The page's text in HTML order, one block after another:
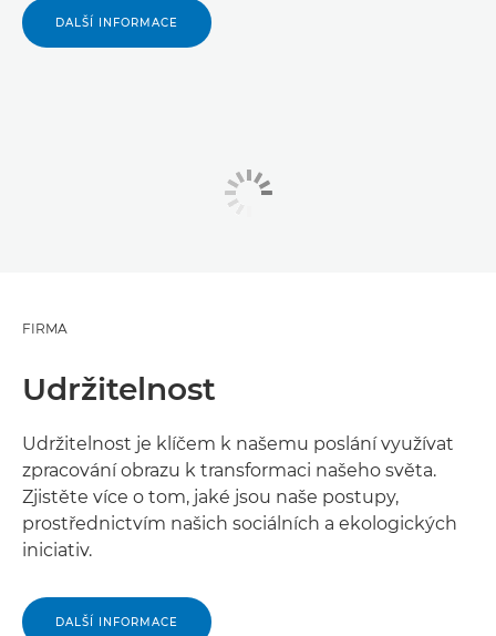
DALŠÍ INFORMACE
FIRMA
Udržitelnost
Udržitelnost je klíčem k našemu poslání využívat
zpracování obrazu k transformaci našeho světa.
Zjistěte více o tom, jaké jsou naše postupy,
prostřednictvím našich sociálních a ekologických
iniciativ.
DALŠÍ INFORMACE